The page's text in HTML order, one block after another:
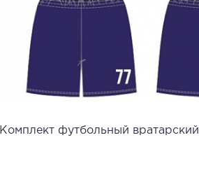
Комплект футбольный вратарский